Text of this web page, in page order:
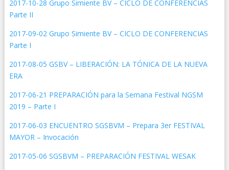
2017-10-28 Grupo Simiente BV – CICLO DE CONFERENCIAS
Parte II
2017-09-02 Grupo Simiente BV – CICLO DE CONFERENCIAS
Parte I
2017-08-05 GSBV – LIBERACIÓN: LA TÓNICA DE LA NUEVA
ERA
2017-06-21 PREPARACIÓN para la Semana Festival NGSM
2019 – Parte I
2017-06-03 ENCUENTRO SGSBVM – Prepara 3er FESTIVAL
MAYOR – Invocación
2017-05-06 SGSBVM – PREPARACIÓN FESTIVAL WESAK